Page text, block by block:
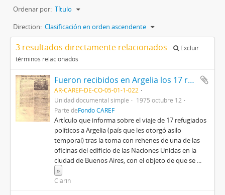
Ordenar por: Título
Direction: Clasificación en orden ascendente
3 resultados directamente relacionados
Excluir
términos relacionados
Fueron recibidos en Argelia los 17 refugiados políticos
AR-CAREF-DE-CO-05-01-1-022
Unidad documental simple
1975 octubre 12
Parte deFondo CAREF
Artículo que informa sobre el viaje de 17 refugiados
políticos a Argelia (país que les otorgó asilo
temporal) tras la toma con rehenes de una de las
oficinas del edificio de las Naciones Unidas en la
ciudad de Buenos Aires, con el objeto de que se ...
»
Clarín